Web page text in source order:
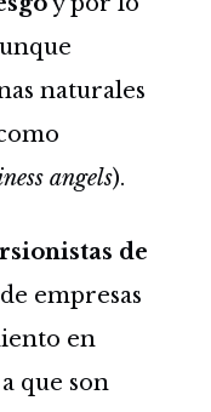
naturales
angels).
de
empresas
en
que son